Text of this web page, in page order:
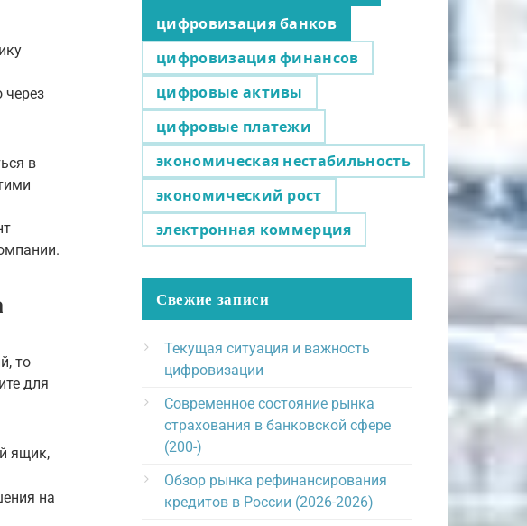
через
в
то
для
ящик,
на
цифровизация банков
цифровизация финансов
цифровые активы
цифровые платежи
экономическая нестабильность
экономический рост
электронная коммерция
Свежие записи
Текущая ситуация и важность
цифровизации
Современное состояние рынка
страхования в банковской сфере
(200-)
Обзор рынка рефинансирования
кредитов в России (2026-2026)